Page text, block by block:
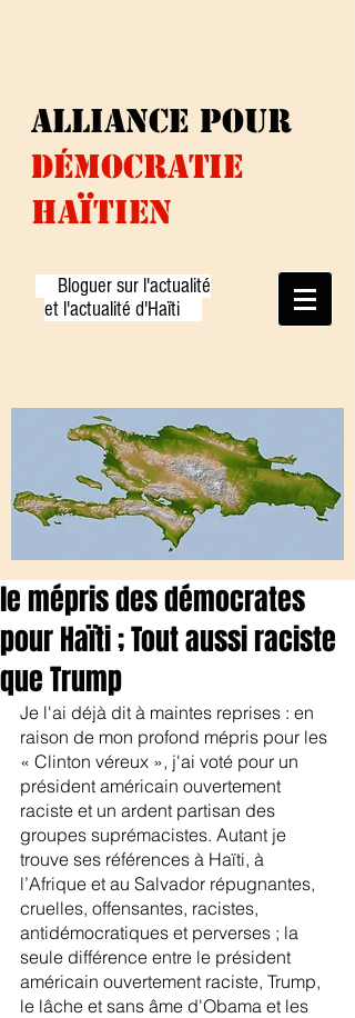
ALLIANCE pour
DÉMOCRATiE
HAÏTIEN
Bloguer sur l'actualité
et l'actualité d'Haïti
le mépris des démocrates
pour Haïti ; Tout aussi raciste
que Trump
Je l'ai déjà dit à maintes reprises : en
raison de mon profond mépris pour les
« Clinton véreux », j'ai voté pour un
président américain ouvertement
raciste et un ardent partisan des
groupes suprémacistes. Autant je
trouve ses références à Haïti, à
l’Afrique et au Salvador répugnantes,
cruelles, offensantes, racistes,
antidémocratiques et perverses ; la
seule différence entre le président
américain ouvertement raciste, Trump,
le lâche et sans âme d'Obama et les